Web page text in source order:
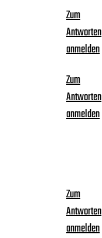
Zum
Antworten
anmelden
Zum
Antworten
anmelden
Zum
Antworten
anmelden